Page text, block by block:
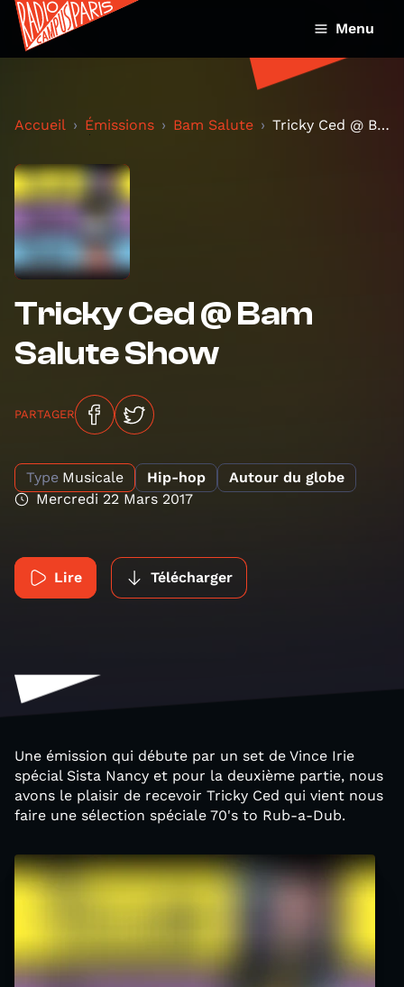
Menu
Accueil Émissions Bam Salute Tricky Ced @ Bam Salute Show
Tricky Ced @ Bam
Salute Show
PARTAGER
Type Musicale Hip-hop
Autour du globe
Mercredi 22 Mars 2017
Lire Télécharger
Une émission qui débute par un set de Vince Irie
spécial Sista Nancy et pour la deuxième partie, nous
avons le plaisir de recevoir Tricky Ced qui vient nous
faire une sélection spéciale 70's to Rub-a-Dub.